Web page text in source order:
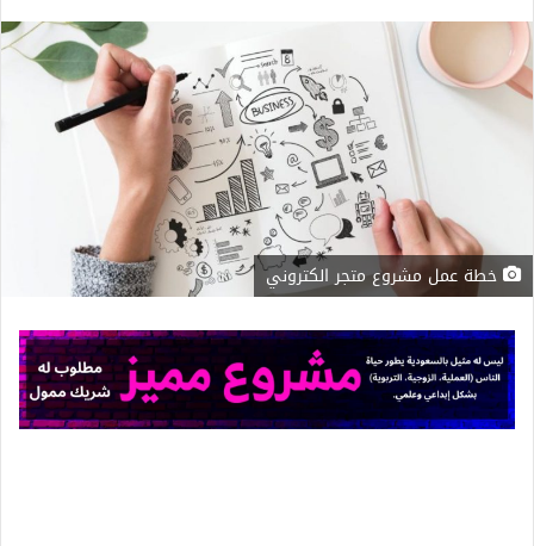
خطة عمل مشروع متجر الكتروني